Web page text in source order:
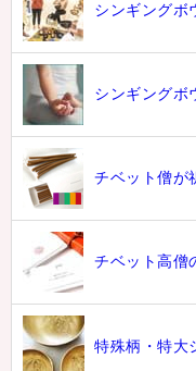
シンギングボ
シンギングボ
チベット僧が
チベット高僧
特殊柄・特大